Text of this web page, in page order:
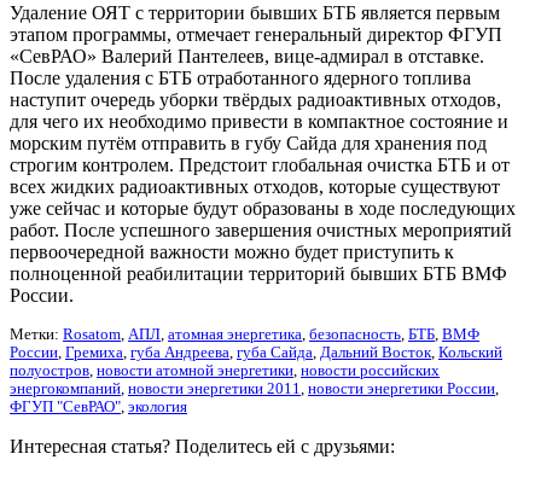
Удаление ОЯТ с территории бывших БТБ является первым
этапом программы, отмечает генеральный директор ФГУП
«СевРАО» Валерий Пантелеев, вице-адмирал в отставке.
После удаления с БТБ отработанного ядерного топлива
наступит очередь уборки твёрдых радиоактивных отходов,
для чего их необходимо привести в компактное состояние и
морским путём отправить в губу Сайда для хранения под
строгим контролем. Предстоит глобальная очистка БТБ и от
всех жидких радиоактивных отходов, которые существуют
уже сейчас и которые будут образованы в ходе последующих
работ. После успешного завершения очистных мероприятий
первоочередной важности можно будет приступить к
полноценной реабилитации территорий бывших БТБ ВМФ
России.
Метки: Rosatom, АПЛ, атомная энергетика, безопасность, БТБ, ВМФ
России, Гремиха, губа Андреева, губа Сайда, Дальний Восток, Кольский
полуостров, новости атомной энергетики, новости российских
энергокомпаний, новости энергетики 2011, новости энергетики России,
ФГУП "СевРАО", экология
Интересная статья? Поделитесь ей с друзьями: